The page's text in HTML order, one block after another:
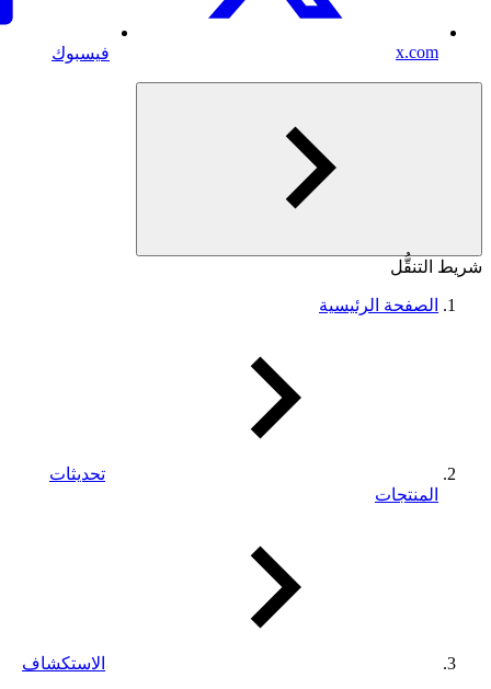
x.com فيسبوك
شريط التنقُّل
الصفحة الرئيسية
تحديثات
المنتجات
الاستكشاف